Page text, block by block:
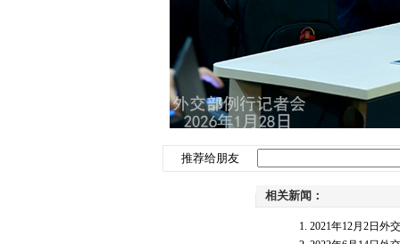
推荐给朋友
相关新闻：
2021年12月2日外